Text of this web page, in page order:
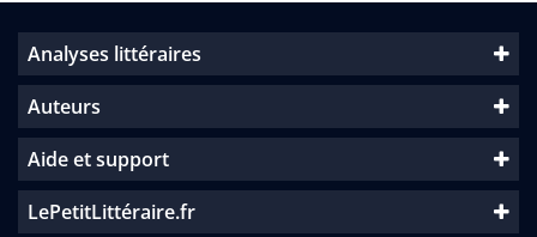
Analyses littéraires
Auteurs
Aide et support
LePetitLittéraire.fr